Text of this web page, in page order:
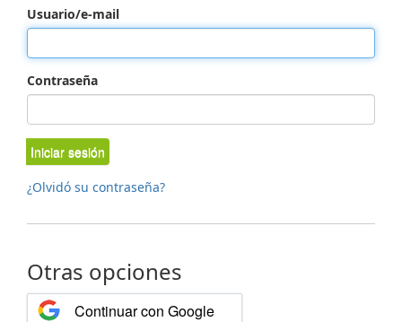
Usuario/e-mail
Contraseña
Iniciar sesión
¿Olvidó su contraseña?
Otras opciones
Continuar con Google